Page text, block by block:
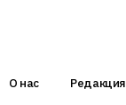
О нас Редакция